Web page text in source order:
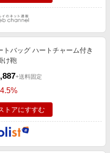
トバッグ ハートチャーム付き
け鞄
+送料固定
4.5%
トアにすすむ